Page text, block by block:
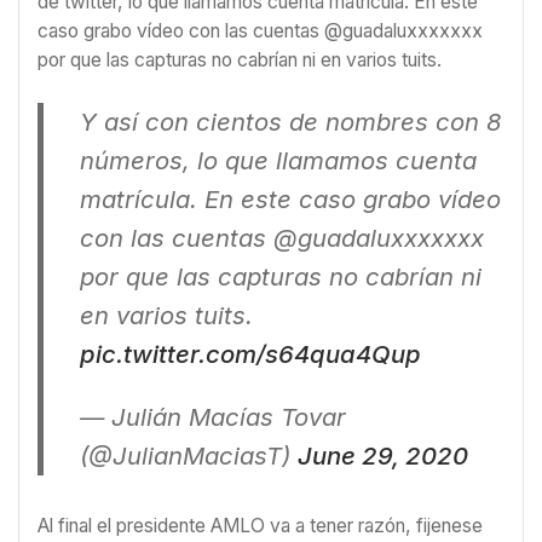
caso grabo vídeo con las cuentas @guadaluxxxxxxx
por que las capturas no cabrían ni en varios tuits.
Y así con cientos de nombres con 8
números, lo que llamamos cuenta
matrícula. En este caso grabo vídeo
con las cuentas @guadaluxxxxxxx
por que las capturas no cabrían ni
en varios tuits.
pic.twitter.com/s64qua4Qup
— Julián Macías Tovar
(@JulianMaciasT) June 29, 2020
Al final el presidente AMLO va a tener razón, fijenese